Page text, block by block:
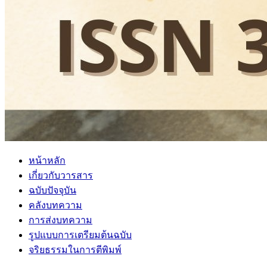
หน้าหลัก
เกี่ยวกับวารสาร
ฉบับปัจจุบัน
คลังบทความ
การส่งบทความ
รูปแบบการเตรียมต้นฉบับ
จริยธรรมในการตีพิมพ์